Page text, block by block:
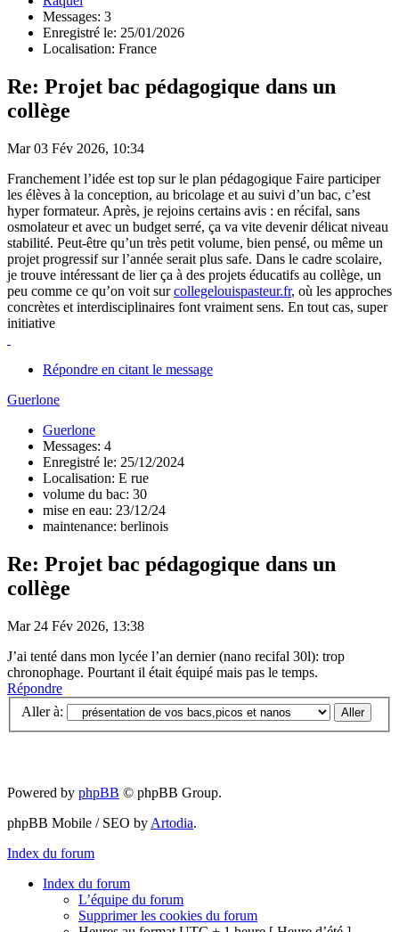
Messages: 3
Enregistré le: 25/01/2026
Localisation: France
Re: Projet bac pédagogique dans un
collège
Mar 03 Fév 2026, 10:34
Franchement l’idée est top sur le plan pédagogique Faire participer
les élèves à la conception, au bricolage et au suivi d’un bac, c’est
hyper formateur. Après, je rejoins certains avis : en récifal, sans
osmolateur et avec un budget serré, ça va vite devenir délicat niveau
stabilité. Peut-être qu’un très petit volume, bien pensé, ou même un
projet progressif sur l’année serait plus safe. Dans le cadre scolaire,
je trouve intéressant de lier ça à des projets éducatifs au collège, un
peu comme ce qu’on voit surcollegelouispasteur.fr, où les approches
concrètes et interdisciplinaires font vraiment sens. En tout cas, super
initiative
Répondre en citant le message
Guerlone
Guerlone
Messages: 4
Enregistré le: 25/12/2024
Localisation: E rue
volume du bac: 30
mise en eau: 23/12/24
maintenance: berlinois
Re: Projet bac pédagogique dans un
collège
Mar 24 Fév 2026, 13:38
J’ai tenté dans mon lycée l’an dernier (nano recifal 30l): trop
chronophage. Pourtant il était équipé mais pas le temps.
Répondre
Aller à:
Powered by phpBB © phpBB Group.
phpBB Mobile / SEO by Artodia.
Index du forum
Index du forum
L’équipe du forum
Supprimer les cookies du forum